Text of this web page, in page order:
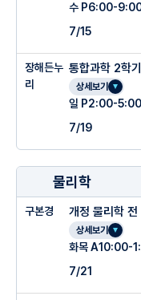
수 P6:00-
7/15
장해든누
리
통합과학 2학
상세보기
일 P2:00-5:00
7/19
물리학
구본경 개정 물리학
상세보기
화목 A10:00-
7/21